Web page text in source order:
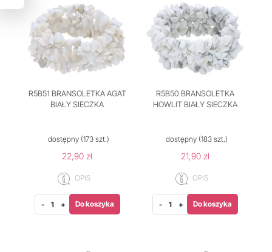
R5B51 BRANSOLETKA AGAT
BIAŁY SIECZKA
dostępny (173 szt.)
22,90 zł
OPIS
- + Do koszyka
R5B50 BRANSOLETKA
HOWLIT BIAŁY SIECZKA
dostępny(183 szt.)
21,90 zł
OPIS
- + Do koszyka